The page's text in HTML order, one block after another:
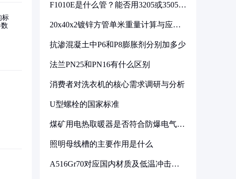
F1010E是什么管？能否用3205或3505代
20x40x2镀锌方管单米重量计算与应用
抗渗混凝土中P6和P8膨胀剂分别加多少
法兰PN25和PN16有什么区别
消费者对洗衣机的核心需求调研与分析
U型螺栓的国家标准
煤矿用电热取暖器是否符合防爆电气设
照明母线槽的主要作用是什么
A516Gr70对应国内材质及低温冲击要